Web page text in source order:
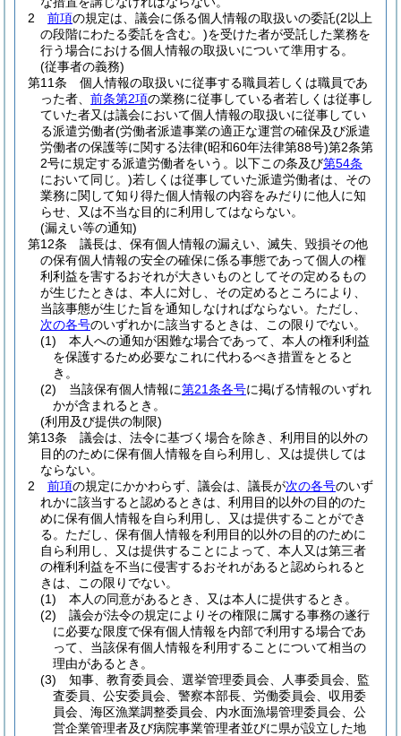
2
前項の規定は、議会に係る個人情報の取扱いの委託(2以上
の段階にわたる委託を含む。)を受けた者が受託した業務を
行う場合における個人情報の取扱いについて準用する。
(従事者の義務)
第11条
個人情報の取扱いに従事する職員若しくは職員であ
った者、 前条第2項の業務に従事している者若しくは従事し
ていた者又は議会において個人情報の取扱いに従事してい
る派遣労働者(労働者派遣事業の適正な運営の確保及び派遣
労働者の保護等に関する法律(昭和60年法律第88号)第2条第
2号に規定する派遣労働者をいう。以下この条及び第54条
において同じ。)若しくは従事していた派遣労働者は、その
業務に関して知り得た個人情報の内容をみだりに他人に知
らせ、又は不当な目的に利用してはならない。
(漏えい等の通知)
第12条
議長は、保有個人情報の漏えい、滅失、毀損その他
の保有個人情報の安全の確保に係る事態であって個人の権
利利益を害するおそれが大きいものとしてその定めるもの
が生じたときは、本人に対し、その定めるところにより、
当該事態が生じた旨を通知しなければならない。 ただし、
次の各号のいずれかに該当するときは、この限りでない。
(1)
本人への通知が困難な場合であって、本人の権利利益
を保護するため必要なこれに代わるべき措置をとると
き。
(2)
当該保有個人情報に第21条各号に掲げる情報のいずれ
かが含まれるとき。
(利用及び提供の制限)
第13条
議会は、法令に基づく場合を除き、利用目的以外の
目的のために保有個人情報を自ら利用し、又は提供しては
ならない。
2
前項の規定にかかわらず、議会は、議長が次の各号のいず
れかに該当すると認めるときは、利用目的以外の目的のた
めに保有個人情報を自ら利用し、又は提供することができ
る。 ただし、保有個人情報を利用目的以外の目的のために
自ら利用し、又は提供することによって、本人又は第三者
の権利利益を不当に侵害するおそれがあると認められると
きは、この限りでない。
(1)
本人の同意があるとき、又は本人に提供するとき。
(2)
議会が法令の規定によりその権限に属する事務の遂行
に必要な限度で保有個人情報を内部で利用する場合であ
って、当該保有個人情報を利用することについて相当の
理由があるとき。
(3)
知事、教育委員会、選挙管理委員会、人事委員会、監
査委員、公安委員会、警察本部長、労働委員会、収用委
員会、海区漁業調整委員会、内水面漁場管理委員会、公
営企業管理者及び病院事業管理者並びに県が設立した地